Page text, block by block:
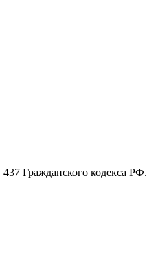
Гражданского кодекса РФ.